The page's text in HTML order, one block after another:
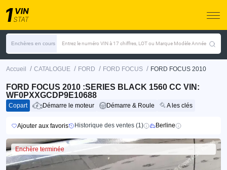
Enchères en cours Entrez le numéro VIN à 17 chiffres, LOT ou Marque Modèle Année
Accueil / CATALOGUE / FORD / FORD FOCUS / FORD FOCUS 2010
FORD FOCUS 2010 :SERIES BLACK 1560 CC VIN:
WF0PXXGCDP9E10688
Copart Démarre le moteur Démarre & Roule A les clés
Ajouter aux favoris Historique des ventes (1) Berline
Enchère terminée